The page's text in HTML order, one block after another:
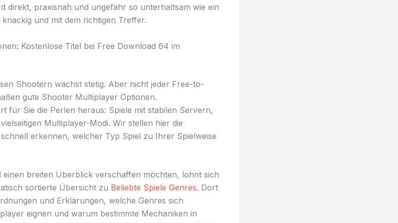
direkt, praxisnah und ungefähr so unterhaltsam wie ein
und mit dem richtigen Treffer.
Kostenlose Titel bei Free Download 64 im
Shootern wächst stetig. Aber nicht jeder Free-to-
gute Shooter Multiplayer Optionen.
für Sie die Perlen heraus: Spiele mit stabilen Servern,
Multiplayer-Modi. Wir stellen hier die
erkennen, welcher Typ Spiel zu Ihrer Spielweise
einen breiten Überblick verschaffen möchten, lohnt sich
sortierte Übersicht zu Beliebte Spiele Genres. Dort
und Erklärungen, welche Genres sich
eignen und warum bestimmte Mechaniken in